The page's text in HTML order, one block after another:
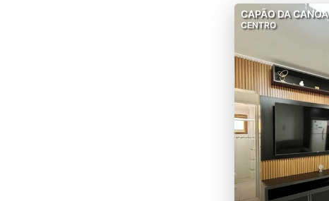
CAPÃO DA CANOA
CENTRO